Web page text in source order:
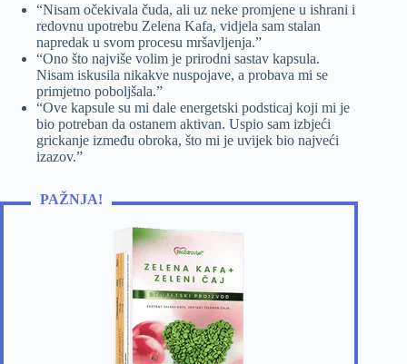
“Nisam očekivala čuda, ali uz neke promjene u ishrani i
redovnu upotrebu Zelena Kafa, vidjela sam stalan
napredak u svom procesu mršavljenja.”
“Ono što najviše volim je prirodni sastav kapsula.
Nisam iskusila nikakve nuspojave, a probava mi se
primjetno poboljšala.”
“Ove kapsule su mi dale energetski podsticaj koji mi je
bio potreban da ostanem aktivan. Uspio sam izbjeći
grickanje između obroka, što mi je uvijek bio najveći
izazov.”
PAŽNJA!